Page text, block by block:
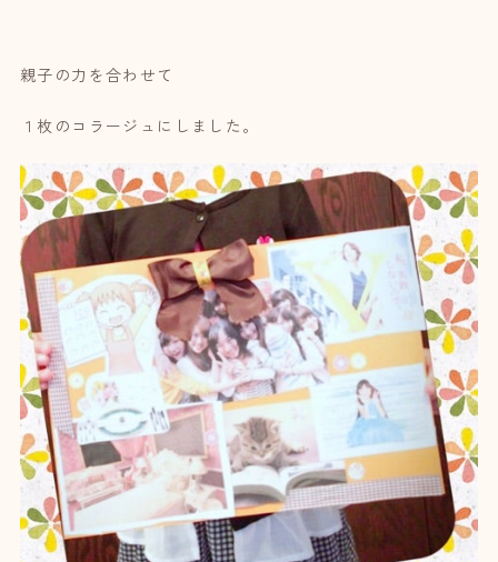
親子の力を合わせて
１枚のコラージュにしました。